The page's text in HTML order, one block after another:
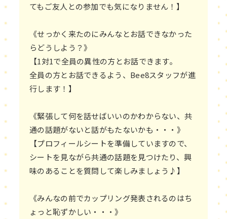
てもご友人との参加でも気になりません！】
《せっかく来たのにみんなとお話できなかった
らどうしよう？》
【1対1で全員の異性の方とお話できます。
全員の方とお話できるよう、Bee8スタッフが進
行します！】
《緊張して何を話せばいいのかわからない、共
通の話題がないと話がもたないかも・・・》
【プロフィールシートを準備していますので、
シートを見ながら共通の話題を見つけたり、興
味のあることを質問して楽しみましょう♪】
《みんなの前でカップリング発表されるのはち
ょっと恥ずかしい・・・》